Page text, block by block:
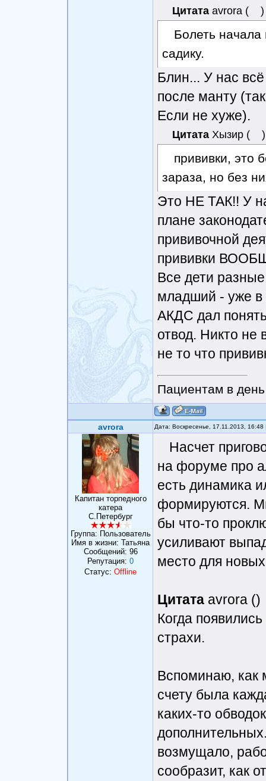
Цитата avrora ( )
Болеть начала
садику.
Блин... У нас
после манту
Если не хуже).
Цитата Хызир ( )
прививки, это
зараза, но без
Это НЕ ТАК!! У
плане
прививочной
прививки
Все дети
младший - уже в
АКДС дал
отвод. Никто не
не то что
Пациентам в
avrora Дата: Воскресенье, 17.11.2013,
Капитан торпедного
катера
С.Петербург
Группа: Пользователь
Имя в жизни: Татьяна
Сообщений: 96
Репутация: 0
Статус: Offline
Насчет
на форуме про
есть динамика
формируются.
бы что-то
усиливают
место для
Цитата avrora ()
Когда
страхи.
Вспоминаю, как
счету была
каких-то
возмущало,
сообразит, как